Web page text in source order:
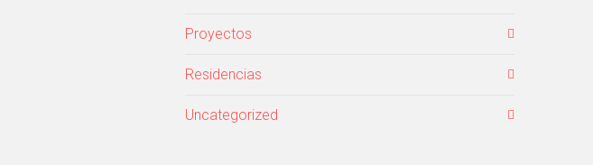
Proyectos
Residencias
Uncategorized